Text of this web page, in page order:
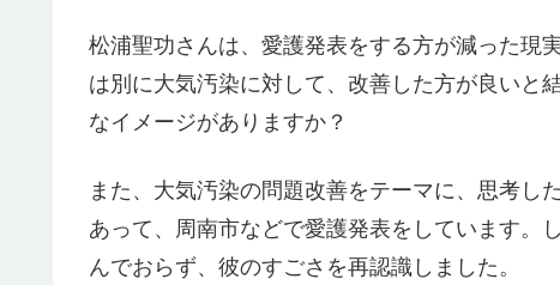
松浦聖功さんは、愛護発表をする方が減った現
は別に大気汚染に対して、改善した方が良いと
なイメージがありますか？
また、大気汚染の問題改善をテーマに、思考し
あって、周南市などで愛護発表をしています。
んでおらず、彼のすごさを再認識しました。